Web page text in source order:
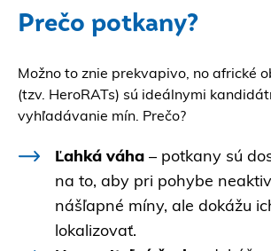
Prečo potkany?
Možno to znie prekvapivo, no africké
(tzv. HeroRATs) sú ideálnymi
vyhľadávanie mín. Prečo?
Ľahká váha – potkany sú
na to, aby pri pohybe
nášľapné míny, ale dokážu
lokalizovať.